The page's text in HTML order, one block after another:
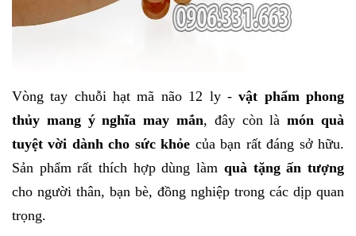
Vòng tay chuỗi hạt mã não 12 ly-vật phẩm phong
thủy mang ý nghĩa may mắn, đây còn làmón quà
tuyệt vời dành cho sức khỏe của bạn rất đáng sở hữu.
Sản phẩm rất thích hợp dùng làm quà tặng ấn tượng
cho người thân, bạn bè, đồng nghiệp trong các dịp quan
trọng.